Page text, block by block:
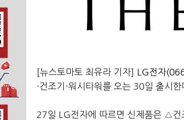
[뉴스토마토 최유라 기자] LG전자
·건조기·워시타워를 오는 30일 출시한
27일 LG전자에 따르면 신제품은 △